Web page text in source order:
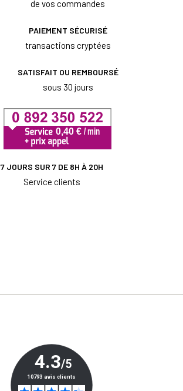
de vos commandes
PAIEMENT SÉCURISÉ
transactions cryptées
SATISFAIT OU REMBOURSÉ
sous 30 jours
7 JOURS SUR 7 DE 8H À 20H
Service clients